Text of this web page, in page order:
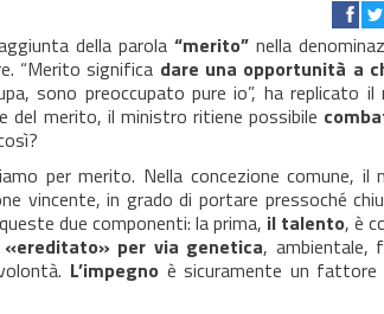
della parola “merito” nella
“Merito significa dare una opportunità a
sono preoccupato pure io”, ha replicato il
del merito, il ministro ritiene possibile
per merito. Nella concezione comune, il
vincente, in grado di portare pressoché
due componenti: la prima, il talento, è
«ereditato» per via genetica, ambientale,
L’impegno è sicuramente un fattore